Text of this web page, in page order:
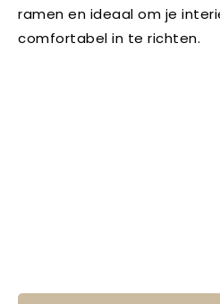
ramen en ideaal om je
comfortabel in te richten.